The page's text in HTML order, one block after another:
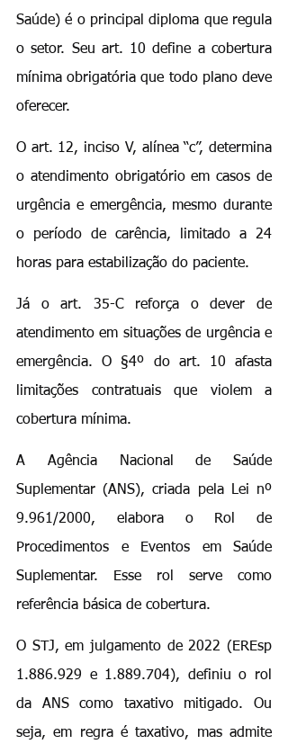
Saúde) é o principal diploma que regula
o setor. Seu art. 10 define a cobertura
mínima obrigatória que todo plano deve
oferecer.
O art. 12, inciso V, alínea “c”, determina
o atendimento obrigatório em casos de
urgência e emergência, mesmo durante
o período de carência, limitado a 24
horas para estabilização do paciente.
Já o art. 35-C reforça o dever de
atendimento em situações de urgência e
emergência. O §4º do art. 10 afasta
limitações contratuais que violem a
cobertura mínima.
A Agência Nacional de Saúde
Suplementar (ANS), criada pela Lei nº
9.961/2000, elabora o Rol de
Procedimentos e Eventos em Saúde
Suplementar. Esse rol serve como
referência básica de cobertura.
O STJ, em julgamento de 2022 (EREsp
1.886.929 e 1.889.704), definiu o rol
da ANS como taxativo mitigado. Ou
seja, em regra é taxativo, mas admite